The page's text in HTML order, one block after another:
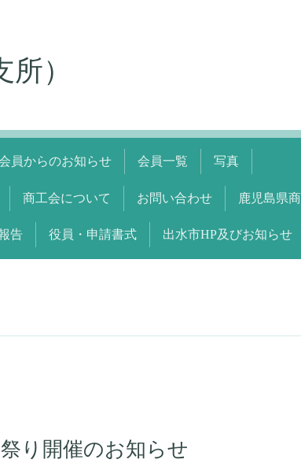
）
員からのお知らせ 会員一覧 写真
商工会について お問い合わせ 鹿児島県
告 役員・申請書式 出水市HP及びお知らせ
り開催のお知らせ